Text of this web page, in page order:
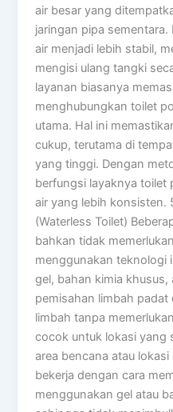
air besar yang
jaringan pipa
air menjadi lebih stabil,
mengisi ulang tangki
layanan biasanya
menghubungkan toilet
utama. Hal ini
cukup, terutama di
yang tinggi. Dengan
berfungsi layaknya toilet
air yang lebih konsisten.
(Waterless Toilet)
bahkan tidak
menggunakan teknologi
gel, bahan kimia khusus,
pemisahan limbah
limbah tanpa
cocok untuk lokasi yang
area bencana atau
bekerja dengan cara
menggunakan gel atau